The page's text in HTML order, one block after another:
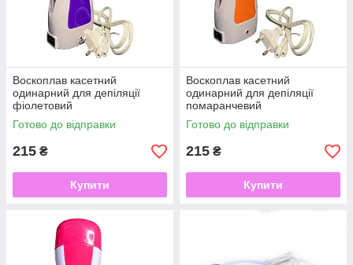
Воскоплав касетний
одинарний для депіляції
фіолетовий
Готово до відправки
215 ₴
Купити
Воскоплав касетний
одинарний для депіляції
помаранчевий
Готово до відправки
215 ₴
Купити